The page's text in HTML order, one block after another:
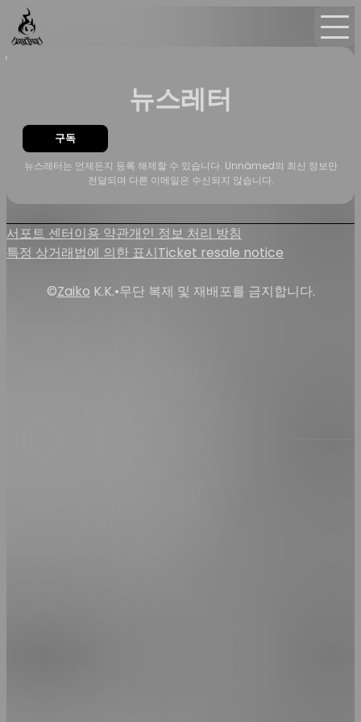
홈
뉴스레터
구독
뉴스레터는 언제든지 등록 해제할 수 있습니다. Unnämed의 최신 정보만
전달되며 다른 이메일은 수신되지 않습니다.
서포트 센터이용 약관개인 정보 처리 방침
특정 상거래법에 의한 표시Ticket resale notice
©Zaiko K.K.•무단 복제 및 재배포를 금지합니다.